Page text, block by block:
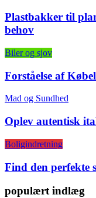
Plastbakker til
behov
Biler og sjov
Forståelse af
Mad og Sundhed
Oplev autentisk
Boligindretning
Find den perfekte
populært indlæg